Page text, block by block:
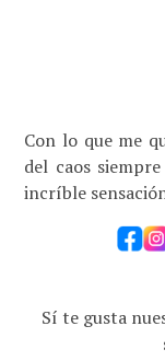
Con lo que me
del caos
incríble
Sí te gusta